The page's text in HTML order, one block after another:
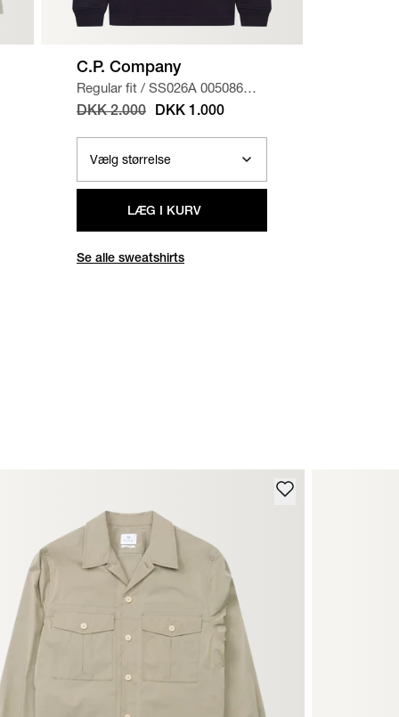
C.P. Company
Regular fit / SS026A 005086W
SWEATSHIRT / NAVY
DKK 2.000 DKK 1.000
LÆG I KURV
Se alle sweatshirts